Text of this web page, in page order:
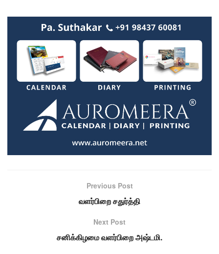
Previous Post
வளர்பிறை சதுர்த்தி
Next Post
சனிக்கிழமை வளர்பிறை அஷ்டமி.